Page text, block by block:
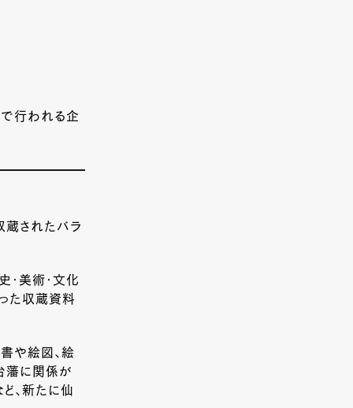
で行われる企
蔵されたバラ
・美術・文化
た収蔵資料
や絵図、絵
藩に関係が
、新たに仙